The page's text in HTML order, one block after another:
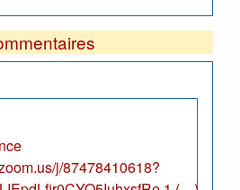
j/87478410618?